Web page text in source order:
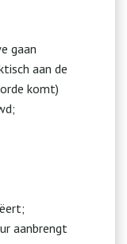
gaan
aan de
komt)
aanbrengt